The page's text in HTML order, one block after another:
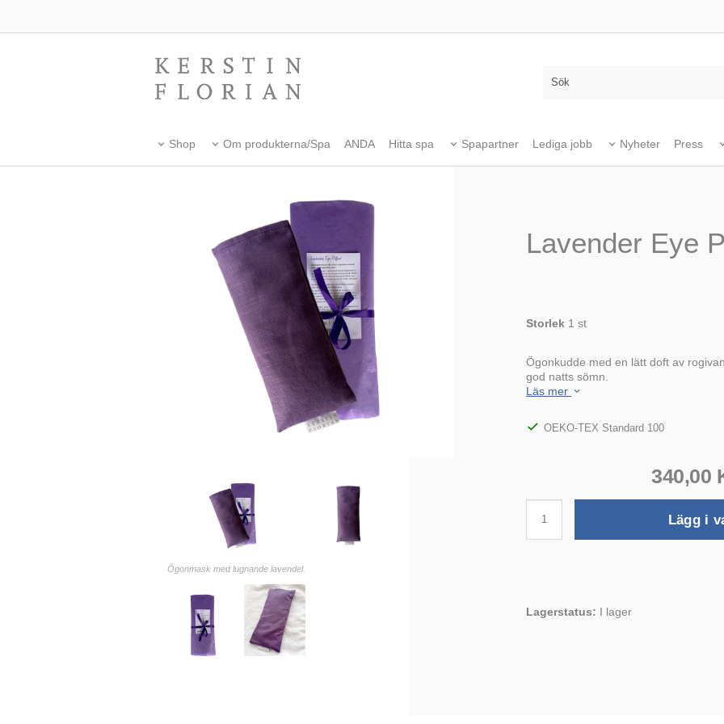
Shop Om produkterna/Spa ANDA Hitta spa Spapartner Lediga jobb Nyheter Press
Ögonmask med lugnande lavendel.
Lavender Eye
Storlek 1 st
Ögonkudde med en lätt doft av
god natts sömn.
Läs mer
OEKO-TEX Standard 100
340,00
Lägg i
Lagerstatus: I lager